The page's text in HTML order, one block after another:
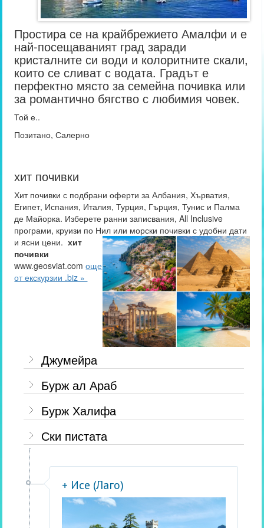
Простира се на крайбрежието Амалфи и е
най-посещаваният град заради
кристалните си води и колоритните скали,
които се сливат с водата. Градът е
перфектно място за семейна почивка или
за романтично бягство с любимия човек.
Той е..
Позитано, Салерно
хит почивки
Хит почивки с подбрани оферти за Албания, Хърватия,
Египет, Испания, Италия, Турция, Гърция, Тунис и Палма
де Майорка. Изберете ранни записвания, All Inclusive
програми, круизи по Нил или морски почивки с удобни дати
и ясни цени. хит
почивки
www.geosviat.comоще
от екскурзии .biz »
Джумейра
Бурж ал Араб
Бурж Халифа
Ски пистата
+ Исе (Лаго)